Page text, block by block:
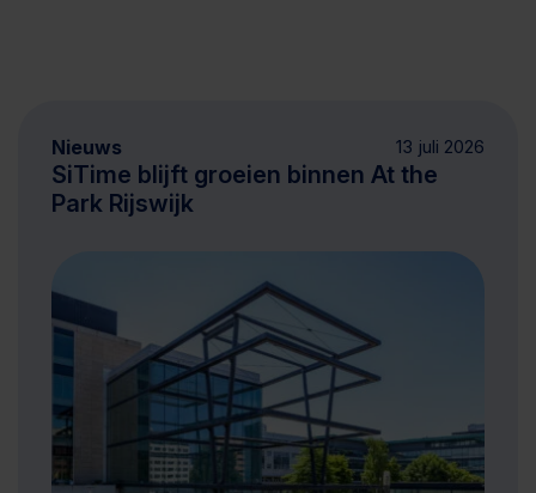
Nieuws 13 juli 2026
SiTime blijft groeien binnen At the
Park Rijswijk